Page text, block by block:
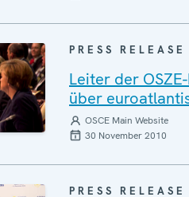
PRESS RELEASE
Leiter der
über
OSCE Main Website
30 November 2010
PRESS RELEASE